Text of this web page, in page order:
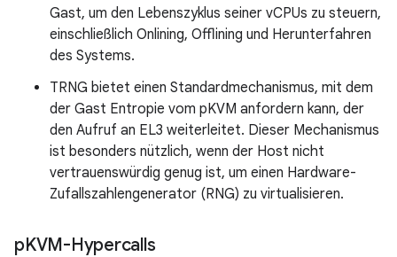
Gast, um den Lebenszyklus seiner vCPUs zu steuern,
einschließlich Onlining, Offlining und Herunterfahren
des Systems.
TRNG bietet einen Standardmechanismus, mit dem
der Gast Entropie vom pKVM anfordern kann, der
den Aufruf an EL3 weiterleitet. Dieser Mechanismus
ist besonders nützlich, wenn der Host nicht
vertrauenswürdig genug ist, um einen Hardware-
Zufallszahlengenerator (RNG) zu virtualisieren.
pKVM-Hypercalls